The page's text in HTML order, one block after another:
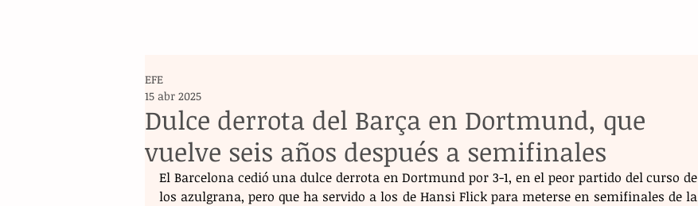
Dulce derrota del Barça en Dortmund, que
vuelve seis años después a semifinales
EFE
15 abr 2025
El Barcelona cedió una dulce derrota en Dortmund por 3-1, en el peor partido del curso de
los azulgrana, pero que ha servido a los de Hansi Flick para meterse en semifinales de la